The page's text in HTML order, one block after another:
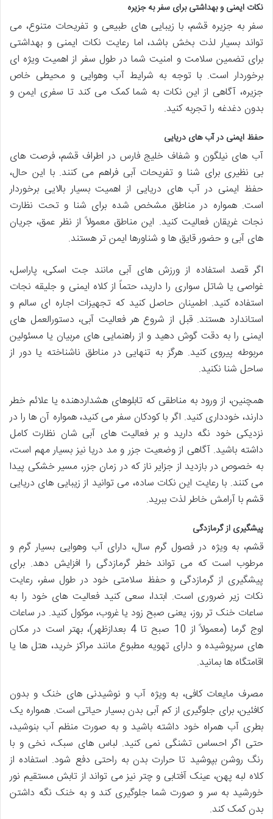
نکات ایمنی و بهداشتی برای سفر به جزیره
سفر به جزیره قشم، با زیبایی های طبیعی و تفریحات متنوع، می
تواند بسیار لذت بخش باشد، اما رعایت نکات ایمنی و بهداشتی
برای تضمین سلامت و امنیت شما در طول سفر از اهمیت ویژه ای
برخوردار است. با توجه به شرایط آب وهوایی و محیطی خاص
جزیره، آگاهی از این نکات به شما کمک می کند تا سفری ایمن و
بدون دغدغه را تجربه کنید.
حفظ ایمنی در آب های دریایی
آب های نیلگون و شفاف خلیج فارس در اطراف قشم، فرصت های
بی نظیری برای شنا و تفریحات آبی فراهم می کنند. با این حال،
حفظ ایمنی در آب های دریایی از اهمیت بسیار بالایی برخوردار
است. همواره در مناطق مشخص شده برای شنا و تحت نظارت
نجات غریقان فعالیت کنید. این مناطق معمولاً از نظر عمق، جریان
های آبی و حضور قایق ها و شناورها ایمن تر هستند.
اگر قصد استفاده از ورزش های آبی مانند جت اسکی، پاراسل،
غواصی یا شاتل سواری را دارید، حتماً از کلاه ایمنی و جلیقه نجات
استفاده کنید. اطمینان حاصل کنید که تجهیزات اجاره ای سالم و
استاندارد هستند. قبل از شروع هر فعالیت آبی، دستورالعمل های
ایمنی را به دقت گوش دهید و از راهنمایی های مربیان یا مسئولین
مربوطه پیروی کنید. هرگز به تنهایی در مناطق ناشناخته یا دور از
ساحل شنا نکنید.
همچنین، از ورود به مناطقی که تابلوهای هشداردهنده یا علائم خطر
دارند، خودداری کنید. اگر با کودکان سفر می کنید، همواره آن ها را در
نزدیکی خود نگه دارید و بر فعالیت های آبی شان نظارت کامل
داشته باشید. آگاهی از وضعیت جزر و مد دریا نیز بسیار مهم است،
به خصوص در بازدید از جزایر ناز که در زمان جزر، مسیر خشکی پیدا
می کنند. با رعایت این نکات ساده، می توانید از زیبایی های دریایی
قشم با آرامش خاطر لذت ببرید.
پیشگیری از گرمازدگی
قشم، به ویژه در فصول گرم سال، دارای آب وهوایی بسیار گرم و
مرطوب است که می تواند خطر گرمازدگی را افزایش دهد. برای
پیشگیری از گرمازدگی و حفظ سلامتی خود در طول سفر، رعایت
نکات زیر ضروری است. ابتدا، سعی کنید فعالیت های خود را به
ساعات خنک تر روز، یعنی صبح زود یا غروب، موکول کنید. در ساعات
اوج گرما (معمولاً از 10 صبح تا 4 بعدازظهر)، بهتر است در مکان
های سرپوشیده و دارای تهویه مطبوع مانند مراکز خرید، هتل ها یا
اقامتگاه ها بمانید.
مصرف مایعات کافی، به ویژه آب و نوشیدنی های خنک و بدون
کافئین، برای جلوگیری از کم آبی بدن بسیار حیاتی است. همواره یک
بطری آب همراه خود داشته باشید و به صورت منظم آب بنوشید،
حتی اگر احساس تشنگی نمی کنید. لباس های سبک، نخی و با
رنگ روشن بپوشید تا حرارت بدن به راحتی دفع شود. استفاده از
کلاه لبه پهن، عینک آفتابی و چتر نیز می تواند از تابش مستقیم نور
خورشید به سر و صورت شما جلوگیری کند و به خنک نگه داشتن
بدن کمک کند.